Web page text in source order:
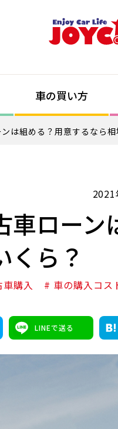
車の買い方
は組める？用意するなら相
車ローン
くら？
購入 # 車の購入コス
LINEで送る